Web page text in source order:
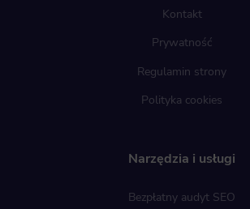
Kontakt
Prywatność
Regulamin strony
Polityka cookies
Narzędzia i usługi
Bezpłatny audyt SEO